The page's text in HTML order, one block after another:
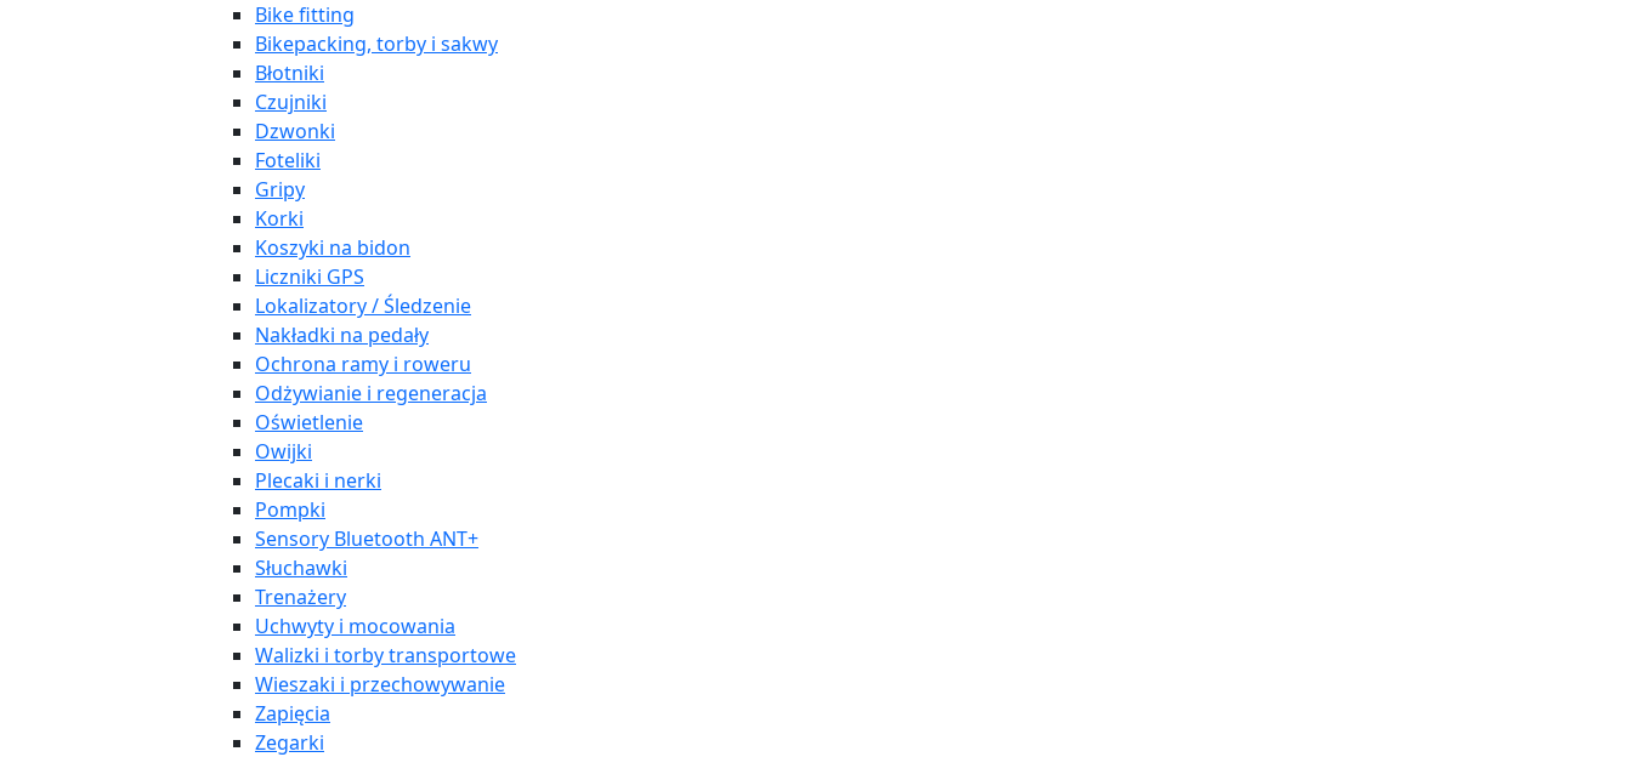
Bike fitting
Bikepacking, torby i sakwy
Błotniki
Czujniki
Dzwonki
Foteliki
Gripy
Korki
Koszyki na bidon
Liczniki GPS
Lokalizatory / Śledzenie
Nakładki na pedały
Ochrona ramy i roweru
Odżywianie i regeneracja
Oświetlenie
Owijki
Plecaki i nerki
Pompki
Sensory Bluetooth ANT+
Słuchawki
Trenażery
Uchwyty i mocowania
Walizki i torby transportowe
Wieszaki i przechowywanie
Zapięcia
Zegarki